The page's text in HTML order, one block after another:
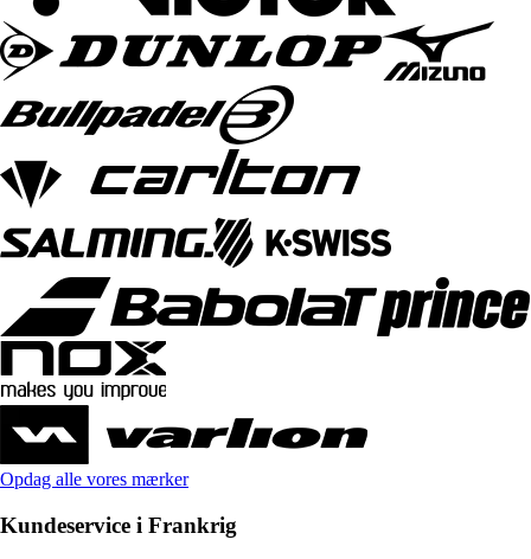
Opdag alle vores mærker
Kundeservice i Frankrig